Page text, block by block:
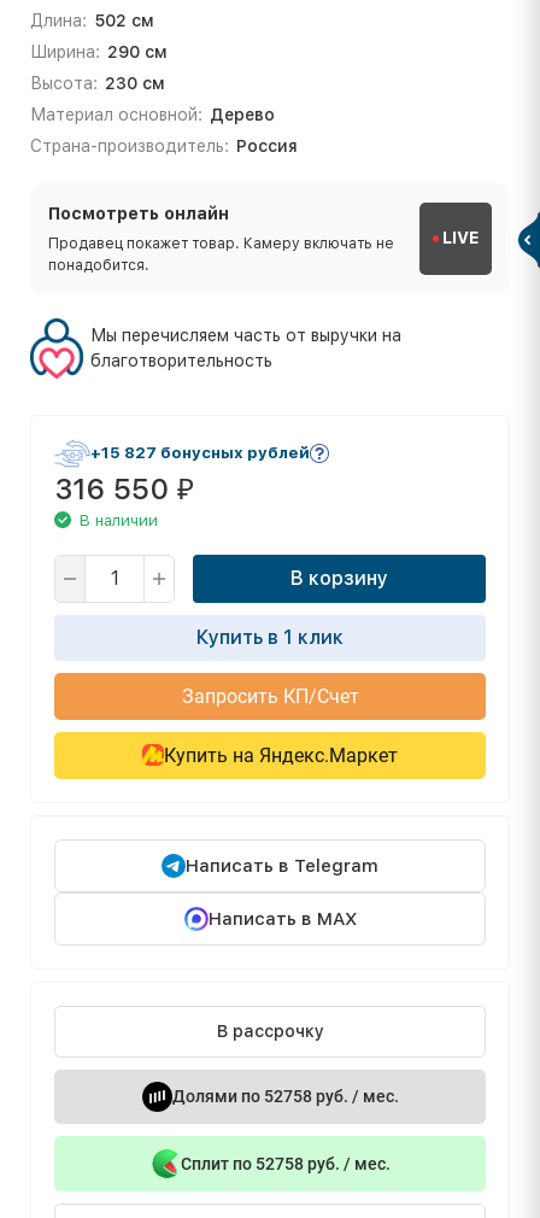
Длина: 502 см
Ширина: 290 см
Высота: 230 см
Материал основной: Дерево
Страна-производитель: Россия
Посмотреть онлайн
Продавец покажет товар. Камеру включать не
понадобится.
LIVE
Мы перечисляем часть от выручки на
благотворительность
+15 827 бонусных рублей
316 550 ₽
В наличии
В корзину
Купить в 1 клик
Запросить КП/Счет
Купить на Яндекс.Маркет
Написать в Telegram
Написать в MAX
В рассрочку
Долями по 52758 руб. / мес.
Сплит по 52758 руб. / мес.